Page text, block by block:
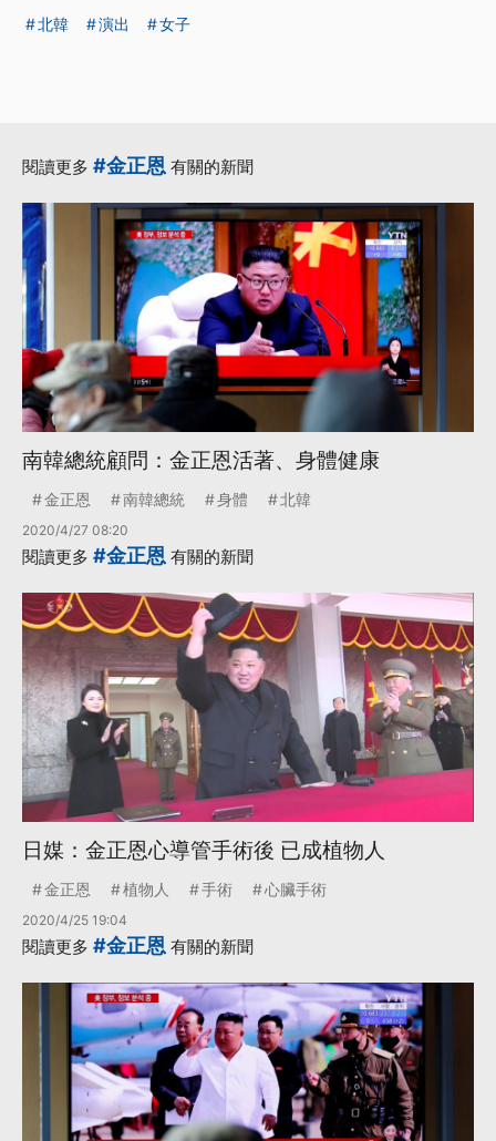
北韓 演出 女子
閱讀更多 #金正恩 有關的新聞
南韓總統顧問：金正恩活著、身體健康
金正恩 南韓總統 身體 北韓
2020/4/27 08:20
閱讀更多 #金正恩 有關的新聞
日媒：金正恩心導管手術後 已成植物人
金正恩 植物人 手術 心臟手術
2020/4/25 19:04
閱讀更多 #金正恩 有關的新聞